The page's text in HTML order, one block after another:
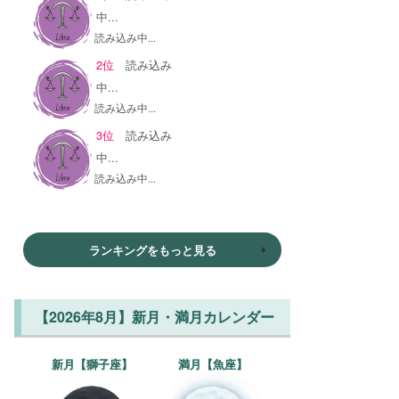
中...
読み込み中...
2位読み込み
中...
読み込み中...
3位読み込み
中...
読み込み中...
ランキングをもっと見る
【2026年8月】新月・満月カレンダー
新月【獅子座】 満月【魚座】